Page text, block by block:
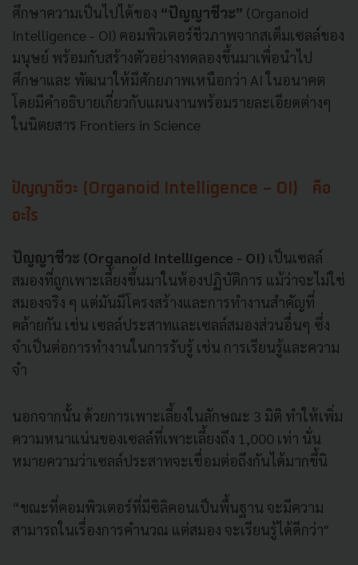
ศึกษาความเป็นไปได้ของ “ปัญญาชีวะ” (Organoid
Intelligence - OI) คอมพิวเตอร์ชีวภาพจากสเต็มเซลล์ของ
มนุษย์ พร้อมกับสร้างตัวอย่างทดลองขึ้นมาเพื่อนำไป
ศึกษาและ พัฒนาให้มีศักยภาพเหนือกว่า AI ในอนาคต
โดยมีคำอธิบายเกี่ยวกับแผนงานพร้อมรายละเอียดต่างๆ
ในนิตยสาร Frontiers in Science
ปัญญาชีวะ (Organoid Intelligence - OI) คือ
อะไร
ปัญญาชีวะ (Organoid Intelligence - OI) เป็นเซลล์
สมองที่ถูกเพาะเลี้ยงขึ้นมาในห้องปฏิบัติการ แม้ว่าจะไม่ใช่
สมองจริง ๆ แต่มันมีโครงสร้างและการทำงานสำคัญที่
คล้ายกัน เช่น เซลล์ประสาทและเซลล์สมองส่วนอื่นๆ ซึ่ง
จำเป็นต่อการทำงานในการรับรู้ เช่น การเรียนรู้และความ
จำ
นอกจากนั้น ด้วยการเพาะเลี้ยงในลักษณะ 3 มิติ ทำให้เพิ่ม
ความหนาแน่นของเซลล์ที่เพาะเลี้ยงถึง 1,000 เท่า นั่น
หมายความว่าเซลล์ประสาทจะเชื่อมต่อถึงกันได้มากขึ้นิ
“ขณะที่คอมพิวเตอร์ที่มีซิลิคอนเป็นพื้นฐาน จะมีความ
สามารถในเรื่องการคำนวณ แต่สมอง จะเรียนรู้ได้ดีกว่า"